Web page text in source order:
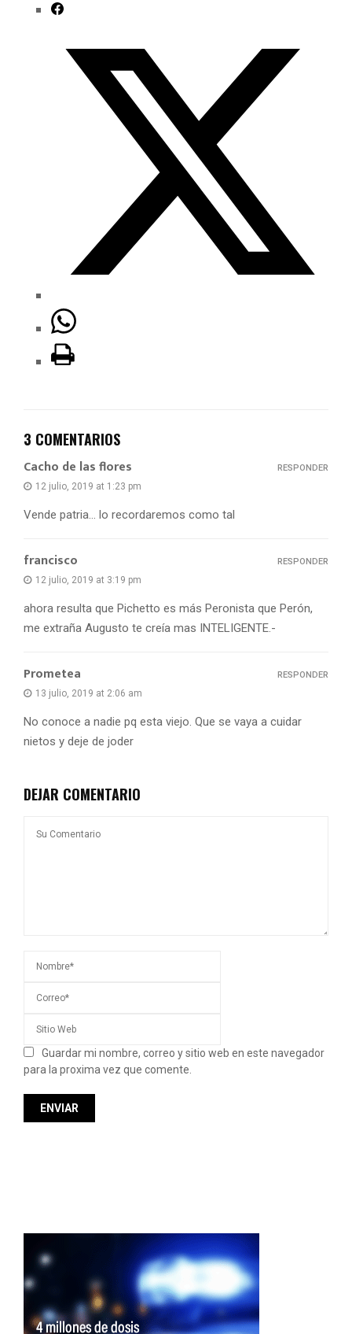
3 COMENTARIOS
Cacho de las flores
12 julio, 2019 at 1:23 pm
Vende patria… lo recordaremos como tal
RESPONDER
francisco
12 julio, 2019 at 3:19 pm
ahora resulta que Pichetto es más Peronista que Perón,
me extraña Augusto te creía mas INTELIGENTE.-
RESPONDER
Prometea
13 julio, 2019 at 2:06 am
No conoce a nadie pq esta viejo. Que se vaya a cuidar
nietos y deje de joder
RESPONDER
DEJAR COMENTARIO
Guardar mi nombre, correo y sitio web en este navegador
para la proxima vez que comente.